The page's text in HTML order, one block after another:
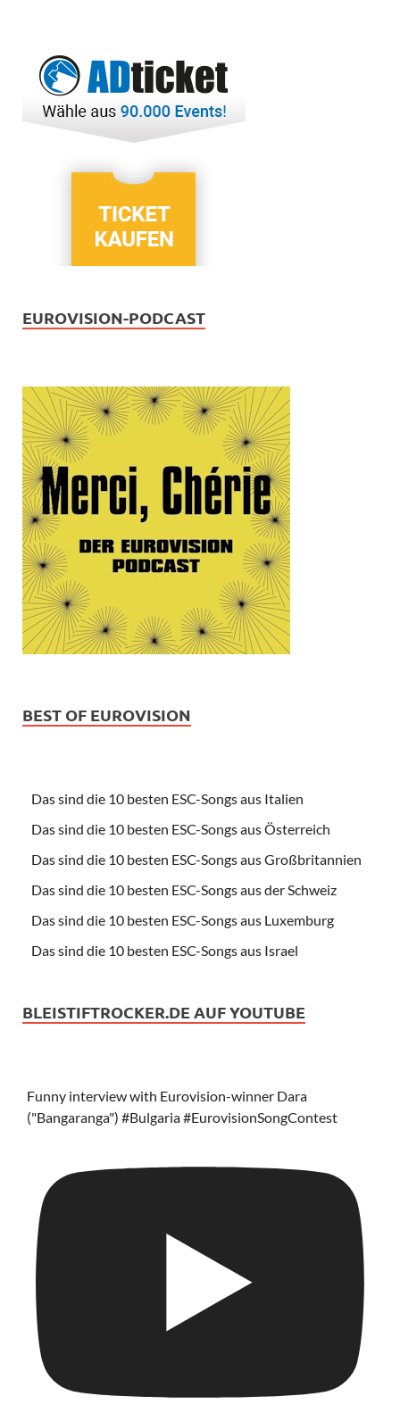
EUROVISION-PODCAST
BEST OF EUROVISION
Das sind die 10 besten ESC-Songs aus Italien
Das sind die 10 besten ESC-Songs aus Österreich
Das sind die 10 besten ESC-Songs aus Großbritannien
Das sind die 10 besten ESC-Songs aus der Schweiz
Das sind die 10 besten ESC-Songs aus Luxemburg
Das sind die 10 besten ESC-Songs aus Israel
BLEISTIFTROCKER.DE AUF YOUTUBE
Funny interview with Eurovision-winner Dara
("Bangaranga") #Bulgaria #EurovisionSongContest